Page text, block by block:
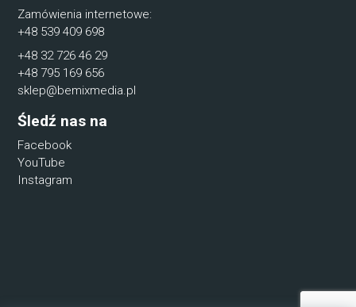
Zamówienia internetowe:
+48 539 409 698
+48 32 726 46 29
+48 795 169 656
sklep@bemixmedia.pl
Śledź nas na
Facebook
YouTube
Instagram